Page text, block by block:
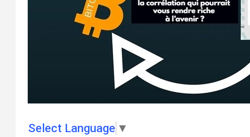
Select Language ▼